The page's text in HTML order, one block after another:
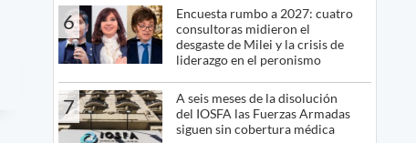
6
Encuesta rumbo a 2027: cuatro
consultoras midieron el
desgaste de Milei y la crisis de
liderazgo en el peronismo
7
A seis meses de la disolución
del IOSFA las Fuerzas Armadas
siguen sin cobertura médica